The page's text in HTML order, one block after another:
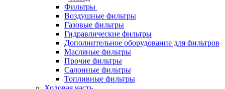
Фильтры
Воздушные фильтры
Газовые фильтры
Гидравлические фильтры
Дополнительное оборудование для фильтров
Масляные фильтры
Прочие фильтры
Салонные фильтры
Топливные фильтры